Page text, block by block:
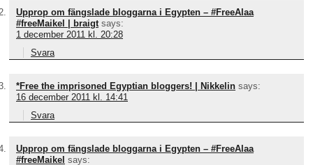
Upprop om fängslade bloggarna i Egypten – #FreeAlaa
#freeMaikel | braigt says:
1 december 2011 kl. 20:28
Svara
*Free the imprisoned Egyptian bloggers! | Nikkelin says:
16 december 2011 kl. 14:41
Svara
Upprop om fängslade bloggarna i Egypten – #FreeAlaa
#freeMaikel says: